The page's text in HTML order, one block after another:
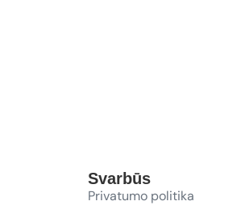
Svarbūs
Privatumo politika